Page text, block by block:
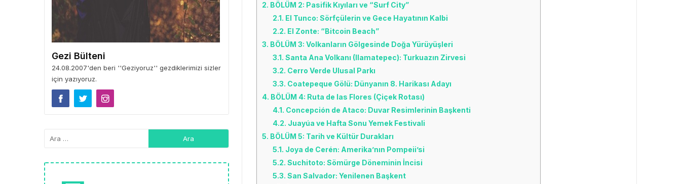
2. BÖLÜM 2: Pasifik Kıyıları ve “Surf City”
2.1. El Tunco: Sörfçülerin ve Gece Hayatının Kalbi
2.2. El Zonte: “Bitcoin Beach”
3. BÖLÜM 3: Volkanların Gölgesinde Doğa Yürüyüşleri
3.1. Santa Ana Volkanı (Ilamatepec): Turkuazın Zirvesi
3.2. Cerro Verde Ulusal Parkı
3.3. Coatepeque Gölü: Dünyanın 8. Harikası Adayı
4. BÖLÜM 4: Ruta de las Flores (Çiçek Rotası)
4.1. Concepción de Ataco: Duvar Resimlerinin Başkenti
4.2. Juayúa ve Hafta Sonu Yemek Festivali
5. BÖLÜM 5: Tarih ve Kültür Durakları
5.1. Joya de Cerén: Amerika’nın Pompeii’si
5.2. Suchitoto: Sömürge Döneminin İncisi
5.3. San Salvador: Yenilenen Başkent
Gezi Bülteni
24.08.2007'den beri ''Geziyoruz'' gezdiklerimizi sizler
için yazıyoruz.